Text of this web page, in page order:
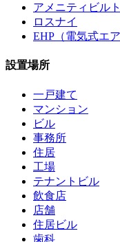
アメニティビル
ロスナイ
EHP（電気式エア
設置場所
一戸建て
マンション
ビル
事務所
住居
工場
テナントビル
飲食店
店舗
住居ビル
歯科